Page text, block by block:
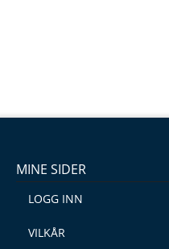
MINE SIDER
LOGG INN
VILKÅR